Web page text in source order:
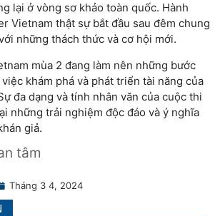
lại ở vòng sơ khảo toàn quốc. Hành
Vietnam thật sự bắt đầu sau đêm chung
những thách thức và cơ hội mới.
mùa 2 đang làm nên những bước
khám phá và phát triển tài năng của
đa dạng và tính nhân văn của cuộc thi
những trải nghiệm độc đáo và ý nghĩa
giả.
tâm
Tháng 3 4, 2024